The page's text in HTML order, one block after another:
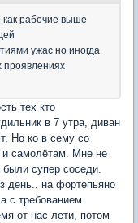
рабочие выше
ужас но иногда
проявлениях
тех кто
в 7 утра, диван
Но ко в сему со
и самолётам. Мне не
супер соседи.
день.. на фортепьяно
с требованием
от нас лети, потом